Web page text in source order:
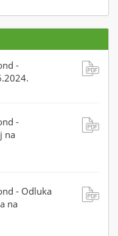
-
-
na
- Odluka
na